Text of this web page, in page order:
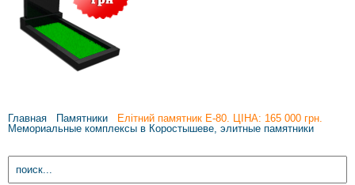
Главная
Памятники
Мемориальные комплексы в Коростышеве, элитные памятники
Елітний памятник E-80. ЦІНА: 165 000 грн.